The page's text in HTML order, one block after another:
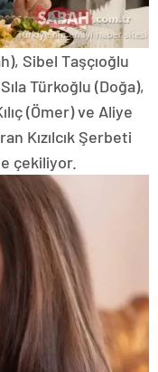
Sibel Taşçıoğlu
Türkoğlu (Doğa),
(Ömer) ve Aliye
Kızılcık Şerbeti
çekiliyor.